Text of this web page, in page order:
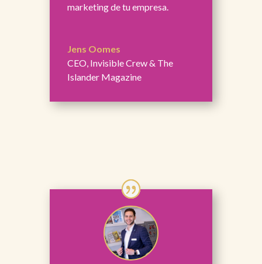
marketing de tu empresa.
Jens Oomes
CEO, Invisible Crew & The
Islander Magazine